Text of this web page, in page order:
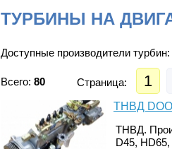
ТУРБИНЫ НА
Доступные производители турбин:
Всего: 80 Страница: 1
ТНВД
ТНВД.
D45,